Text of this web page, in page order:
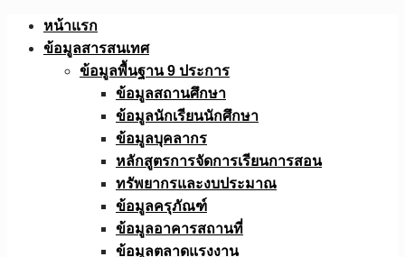
Skip
หน้าแรก
ข้อมูลสารสนเทศ
ข้อมูลพื้นฐาน 9 ประการ
ข้อมูลสถานศึกษา
ข้อมูลนักเรียนนักศึกษา
ข้อมูลบุคลากร
หลักสูตรการจัดการเรียนการสอน
ทรัพยากรและงบประมาณ
ข้อมูลครุภัณฑ์
ข้อมูลอาคารสถานที่
ข้อมูลตลาดแรงงาน